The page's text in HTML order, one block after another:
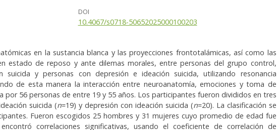
DOI
10.4067/s0718-50652025000100203
en la sustancia blanca y las proyecciones frontotalámicas, así como las
estado de reposo y ante dilemas morales, entre personas del grupo control,
suicida y personas con depresión e ideación suicida, utilizando resonancia
de esta manera la interacción entre neuroanatomía, emociones y toma de
por 56 personas de entre 19 y 55 años. Los participantes fueron divididos en tres
suicida (n=19) y depresión con ideación suicida (n=20). La clasificación se
Fueron escogidos 25 hombres y 31 mujeres cuyo promedio de edad fue
correlaciones significativas, usando el coeficiente de correlación de